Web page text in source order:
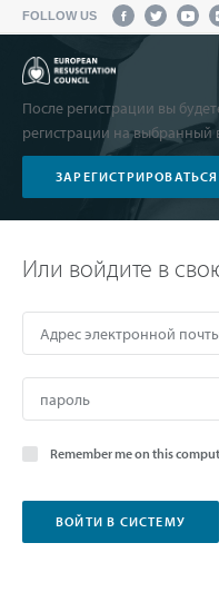
FOLLOW US
После регистрации вы
регистрации на выбранный
Или войдите в
Remember me on this